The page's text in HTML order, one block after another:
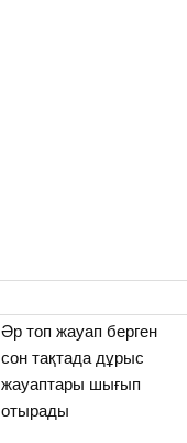
Әр топ жауап берген
сон тақтада дұрыс
жауаптары шығып
отырады